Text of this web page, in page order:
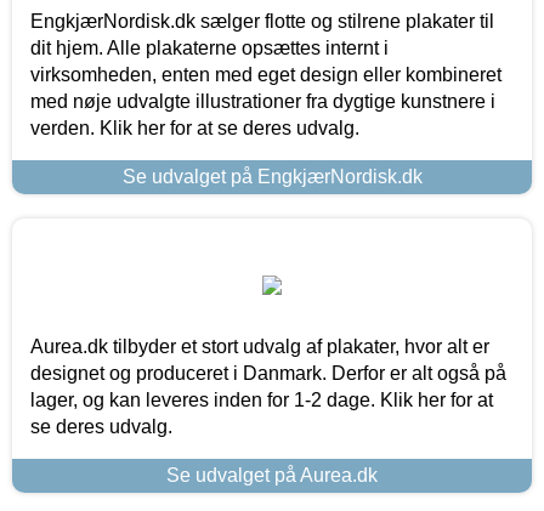
EngkjærNordisk.dk sælger flotte og stilrene plakater til
dit hjem. Alle plakaterne opsættes internt i
virksomheden, enten med eget design eller kombineret
med nøje udvalgte illustrationer fra dygtige kunstnere i
verden. Klik her for at se deres udvalg.
Se udvalget på EngkjærNordisk.dk
Aurea.dk tilbyder et stort udvalg af plakater, hvor alt er
designet og produceret i Danmark. Derfor er alt også på
lager, og kan leveres inden for 1-2 dage. Klik her for at
se deres udvalg.
Se udvalget på Aurea.dk